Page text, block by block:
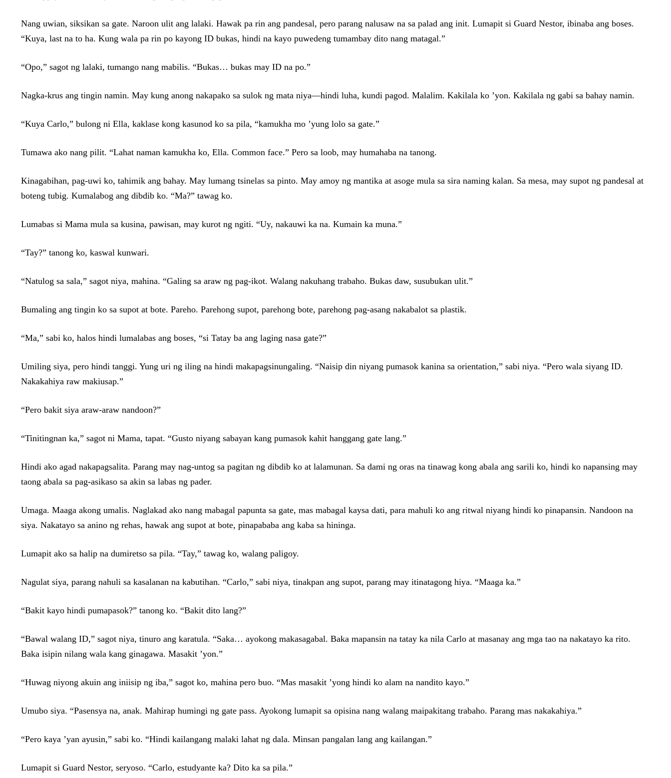
Nang uwian, siksikan sa gate. Naroon ulit ang lalaki. Hawak pa rin ang pandesal, pero parang nalusaw na sa palad ang init. Lumapit si Guard Nestor, ibinaba ang boses.
“Kuya, last na to ha. Kung wala pa rin po kayong ID bukas, hindi na kayo puwedeng tumambay dito nang matagal.”
“Opo,” sagot ng lalaki, tumango nang mabilis. “Bukas… bukas may ID na po.”
Nagka-krus ang tingin namin. May kung anong nakapako sa sulok ng mata niya—hindi luha, kundi pagod. Malalim. Kakilala ko ’yon. Kakilala ng gabi sa bahay namin.
“Kuya Carlo,” bulong ni Ella, kaklase kong kasunod ko sa pila, “kamukha mo ’yung lolo sa gate.”
Tumawa ako nang pilit. “Lahat naman kamukha ko, Ella. Common face.” Pero sa loob, may humahaba na tanong.
Kinagabihan, pag-uwi ko, tahimik ang bahay. May lumang tsinelas sa pinto. May amoy ng mantika at asoge mula sa sira naming kalan. Sa mesa, may supot ng pandesal at
boteng tubig. Kumalabog ang dibdib ko. “Ma?” tawag ko.
Lumabas si Mama mula sa kusina, pawisan, may kurot ng ngiti. “Uy, nakauwi ka na. Kumain ka muna.”
“Tay?” tanong ko, kaswal kunwari.
“Natulog sa sala,” sagot niya, mahina. “Galing sa araw ng pag-ikot. Walang nakuhang trabaho. Bukas daw, susubukan ulit.”
Bumaling ang tingin ko sa supot at bote. Pareho. Parehong supot, parehong bote, parehong pag-asang nakabalot sa plastik.
“Ma,” sabi ko, halos hindi lumalabas ang boses, “si Tatay ba ang laging nasa gate?”
Umiling siya, pero hindi tanggi. Yung uri ng iling na hindi makapagsinungaling. “Naisip din niyang pumasok kanina sa orientation,” sabi niya. “Pero wala siyang ID.
Nakakahiya raw makiusap.”
“Pero bakit siya araw-araw nandoon?”
“Tinitingnan ka,” sagot ni Mama, tapat. “Gusto niyang sabayan kang pumasok kahit hanggang gate lang.”
Hindi ako agad nakapagsalita. Parang may nag-untog sa pagitan ng dibdib ko at lalamunan. Sa dami ng oras na tinawag kong abala ang sarili ko, hindi ko napansing may
taong abala sa pag-asikaso sa akin sa labas ng pader.
Umaga. Maaga akong umalis. Naglakad ako nang mabagal papunta sa gate, mas mabagal kaysa dati, para mahuli ko ang ritwal niyang hindi ko pinapansin. Nandoon na
siya. Nakatayo sa anino ng rehas, hawak ang supot at bote, pinapababa ang kaba sa hininga.
Lumapit ako sa halip na dumiretso sa pila. “Tay,” tawag ko, walang paligoy.
Nagulat siya, parang nahuli sa kasalanan na kabutihan. “Carlo,” sabi niya, tinakpan ang supot, parang may itinatagong hiya. “Maaga ka.”
“Bakit kayo hindi pumapasok?” tanong ko. “Bakit dito lang?”
“Bawal walang ID,” sagot niya, tinuro ang karatula. “Saka… ayokong makasagabal. Baka mapansin na tatay ka nila Carlo at masanay ang mga tao na nakatayo ka rito.
Baka isipin nilang wala kang ginagawa. Masakit ’yon.”
“Huwag niyong akuin ang iniisip ng iba,” sagot ko, mahina pero buo. “Mas masakit ’yong hindi ko alam na nandito kayo.”
Umubo siya. “Pasensya na, anak. Mahirap humingi ng gate pass. Ayokong lumapit sa opisina nang walang maipakitang trabaho. Parang mas nakakahiya.”
“Pero kaya ’yan ayusin,” sabi ko. “Hindi kailangang malaki lahat ng dala. Minsan pangalan lang ang kailangan.”
Lumapit si Guard Nestor, seryoso. “Carlo, estudyante ka? Dito ka sa pila.”